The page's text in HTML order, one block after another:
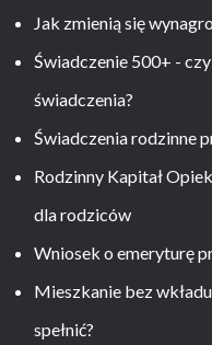
Jak zmienią się
Świadczenie 500+ -
świadczenia?
Świadczenia rodzinne
Rodzinny Kapitał
dla rodziców
Wniosek o emeryturę
Mieszkanie bez
spełnić?